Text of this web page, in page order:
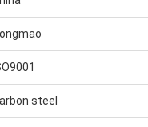
steel